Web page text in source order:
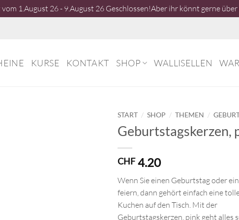
1.August 26 - 9.August 26 Geschlossen!Aber ihr könnt gerne
KURSE KONTAKT SHOP WALLISELLEN
START / SHOP / THEMEN /
Geburtstagskerzen,
CHF4.20
Wenn Sie einen Geburtstag oder
feiern, dann gehört einfach eine
Kuchen auf den Tisch. Mit der
Geburtstagskerzen, pink geht alles